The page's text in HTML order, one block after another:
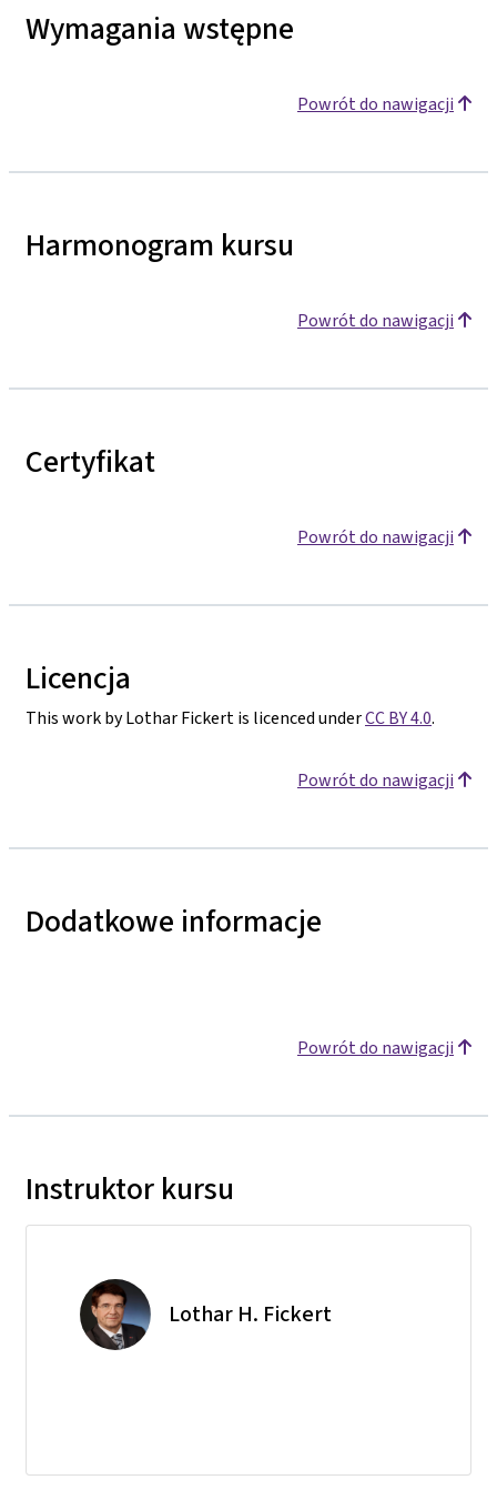
Wymagania wstępne
Powrót do nawigacji
Harmonogram kursu
Powrót do nawigacji
Certyfikat
Powrót do nawigacji
Licencja
This work by Lothar Fickert is licenced underCC BY 4.0.
Powrót do nawigacji
Dodatkowe informacje
Powrót do nawigacji
Instruktor kursu
Lothar H. Fickert